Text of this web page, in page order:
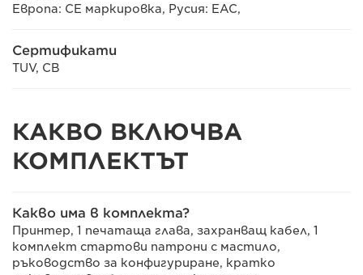
Европа: CE маркировка, Русия: EAC,
Сертификати
TUV, CB
КАКВО ВКЛЮЧВА
КОМПЛЕКТЪТ
Какво има в комплекта?
Принтер, 1 печатаща глава, захранващ кабел, 1
комплект стартови патрони с мастило,
ръководство за конфигуриране, кратко